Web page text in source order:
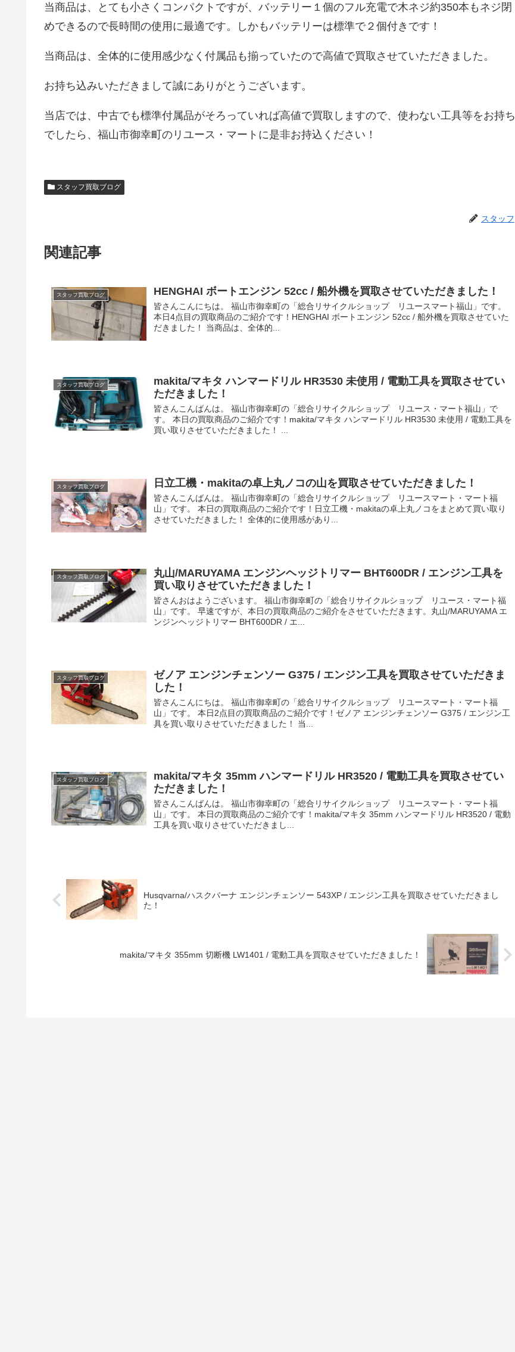
当商品は、とても小さくコンパクトですが、バッテリー１個のフル充電で木ネジ約350本もネジ閉
めできるので長時間の使用に最適です。しかもバッテリーは標準で２個付きです！
当商品は、全体的に使用感少なく付属品も揃っていたので高値で買取させていただきました。
お持ち込みいただきまして誠にありがとうございます。
当店では、中古でも標準付属品がそろっていれば高値で買取しますので、使わない工具等をお持ち
でしたら、福山市御幸町のリユース・マートに是非お持込ください！
スタッフ買取ブログ
スタッフ
関連記事
スタッフ買取ブログ HENGHAI ボートエンジン 52cc / 船外機を買取させていただきました！
皆さんこんにちは。 福山市御幸町の「総合リサイクルショップ リユースマート福山」です。
本日4点目の買取商品のご紹介です！HENGHAI ボートエンジン 52cc / 船外機を買取させていた
だきました！ 当商品は、全体的...
スタッフ買取ブログ
makita/マキタ ハンマードリル HR3530 未使用 / 電動工具を買取させてい
ただきました！
皆さんこんばんは。 福山市御幸町の「総合リサイクルショップ リユース・マート福山」で
す。 本日の買取商品のご紹介です！makita/マキタ ハンマードリル HR3530 未使用 / 電動工具を
買い取りさせていただきました！ ...
スタッフ買取ブログ 日立工機・makitaの卓上丸ノコの山を買取させていただきました！
皆さんこんばんは。 福山市御幸町の「総合リサイクルショップ リユースマート・マート福
山」です。 本日の買取商品のご紹介です！日立工機・makitaの卓上丸ノコをまとめて買い取り
させていただきました！ 全体的に使用感があり...
スタッフ買取ブログ
丸山/MARUYAMA エンジンヘッジトリマー BHT600DR / エンジン工具を
買い取りさせていただきました！
皆さんおはようございます。 福山市御幸町の「総合リサイクルショップ リユース・マート福
山」です。 早速ですが、本日の買取商品のご紹介をさせていただきます。丸山/MARUYAMA エ
ンジンヘッジトリマー BHT600DR / エ...
スタッフ買取ブログ
ゼノア エンジンチェンソー G375 / エンジン工具を買取させていただきま
した！
皆さんこんにちは。 福山市御幸町の「総合リサイクルショップ リユースマート・マート福
山」です。 本日2点目の買取商品のご紹介です！ゼノア エンジンチェンソー G375 / エンジン工
具を買い取りさせていただきました！ 当...
スタッフ買取ブログ
makita/マキタ 35mm ハンマードリル HR3520 / 電動工具を買取させてい
ただきました！
皆さんこんばんは。 福山市御幸町の「総合リサイクルショップ リユースマート・マート福
山」です。 本日の買取商品のご紹介です！makita/マキタ 35mm ハンマードリル HR3520 / 電動
工具を買い取りさせていただきまし...
Husqvarna/ハスクバーナ エンジンチェンソー 543XP / エンジン工具を買取させていただきまし
た！
makita/マキタ 355mm 切断機 LW1401 / 電動工具を買取させていただきました！